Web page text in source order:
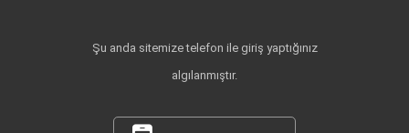
Şu anda sitemize telefon ile giriş yaptığınız
algılanmıştır.